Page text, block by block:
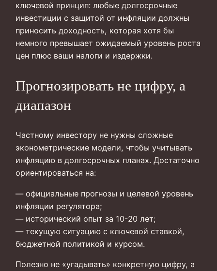
ключевой принцип: любые долгосрочные
инвестиции с защитой от инфляции должны
приносить доходность, которая хотя бы
немного превышает ожидаемый уровень роста
цен плюс ваши налоги и издержки.
Прогнозировать не цифру, а
диапазон
Частному инвестору не нужны сложные
эконометрические модели, чтобы учитывать
инфляцию в долгосрочных планах. Достаточно
ориентироваться на:
— официальные прогнозы и целевой уровень
инфляции регулятора;
— исторический опыт за 10-20 лет;
— текущую ситуацию с ключевой ставкой,
бюджетной политикой и курсом.
Полезно не «угадывать» конкретную цифру, а